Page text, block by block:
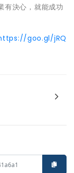
有決心，就能成功
goo.gl/jRQ